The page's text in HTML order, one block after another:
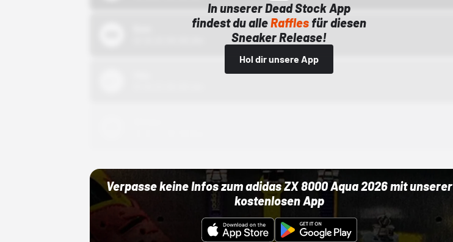
In unserer Dead Stock App
findest du alleRaffles für diesen
Sneaker Release!
Hol dir unsere App
Verpasse keine Infos zum adidas ZX 8000 Aqua 2026 mit unserer
kostenlosen App